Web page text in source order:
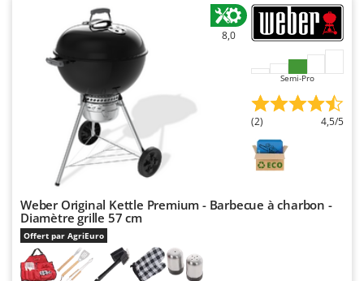
8,0
Semi-Pro
(2) 4,5/5
Weber Original Kettle Premium - Barbecue à charbon -
Diamètre grille 57 cm
Offert par AgriEuro